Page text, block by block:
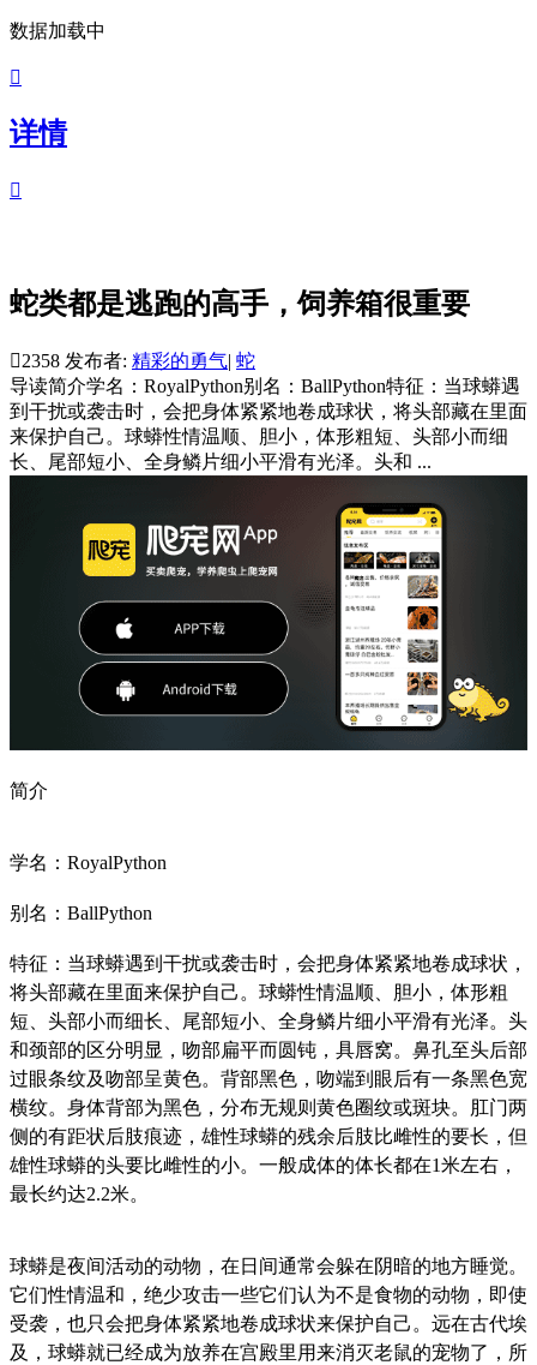
数据加载中

详情

蛇类都是逃跑的高手，饲养箱很重要
2358 发布者: 精彩的勇气| 蛇
导读简介学名：RoyalPython别名：BallPython特征：当球蟒遇
到干扰或袭击时，会把身体紧紧地卷成球状，将头部藏在里面
来保护自己。球蟒性情温顺、胆小，体形粗短、头部小而细
长、尾部短小、全身鳞片细小平滑有光泽。头和 ...
简介
学名：RoyalPython
别名：BallPython
特征：当球蟒遇到干扰或袭击时，会把身体紧紧地卷成球状，
将头部藏在里面来保护自己。球蟒性情温顺、胆小，体形粗
短、头部小而细长、尾部短小、全身鳞片细小平滑有光泽。头
和颈部的区分明显，吻部扁平而圆钝，具唇窝。鼻孔至头后部
过眼条纹及吻部呈黄色。背部黑色，吻端到眼后有一条黑色宽
横纹。身体背部为黑色，分布无规则黄色圈纹或斑块。肛门两
侧的有距状后肢痕迹，雄性球蟒的残余后肢比雌性的要长，但
雄性球蟒的头要比雌性的小。一般成体的体长都在1米左右，
最长约达2.2米。
球蟒是夜间活动的动物，在日间通常会躲在阴暗的地方睡觉。
它们性情温和，绝少攻击一些它们认为不是食物的动物，即使
受袭，也只会把身体紧紧地卷成球状来保护自己。远在古代埃
及，球蟒就已经成为放养在宫殿里用来消灭老鼠的宠物了，所